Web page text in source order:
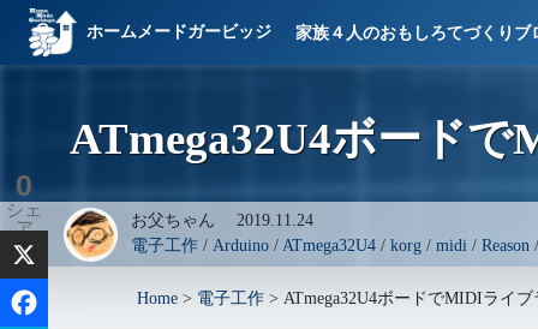
ホームメードガービッジ 家族４人のおもしろてづくりブ
ATmega32U4ボード
お父ちゃん 2019.11.24
電子工作/ Arduino/ ATmega32U4/ korg/ midi / Reason
Home > 電子工作 > ATmega32U4ボードでMIDIライ
0
シェ
ア